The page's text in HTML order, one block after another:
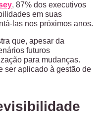
, 87% dos executivos
em suas
las nos próximos anos.
que, apesar da
futuros
para mudanças.
ser aplicado à gestão de